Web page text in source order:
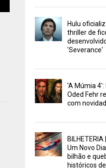
Hulu
thriller de
'Severance'
'A Múmia 4':
Oded Fehr
com
Um Novo
bilhão e
históricos